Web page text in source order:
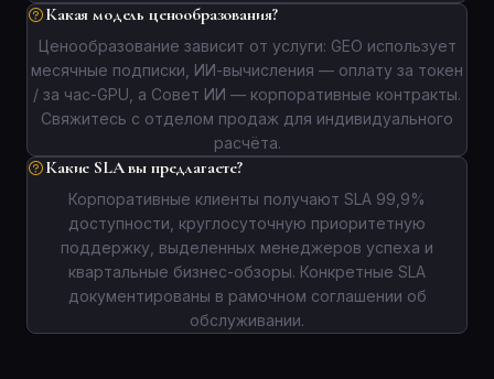
Какая модель ценообразования?
Ценообразование зависит от услуги: GEO использует
месячные подписки, ИИ-вычисления — оплату за токен
/ за час-GPU, а Совет ИИ — корпоративные контракты.
Свяжитесь с отделом продаж для индивидуального
расчёта.
Какие SLA вы предлагаете?
Корпоративные клиенты получают SLA 99,9%
доступности, круглосуточную приоритетную
поддержку, выделенных менеджеров успеха и
квартальные бизнес-обзоры. Конкретные SLA
документированы в рамочном соглашении об
обслуживании.